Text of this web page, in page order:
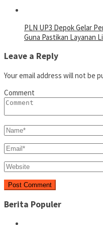
PLN UP3 Depok Gelar
Guna Pastikan Layanan
Leave a Reply
Your email address will not be
Comment
Berita Populer